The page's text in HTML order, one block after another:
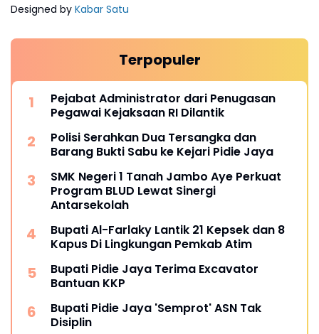
Designed by Kabar Satu
Terpopuler
Pejabat Administrator dari Penugasan
Pegawai Kejaksaan RI Dilantik
Polisi Serahkan Dua Tersangka dan
Barang Bukti Sabu ke Kejari Pidie Jaya
SMK Negeri 1 Tanah Jambo Aye Perkuat
Program BLUD Lewat Sinergi
Antarsekolah
Bupati Al-Farlaky Lantik 21 Kepsek dan 8
Kapus Di Lingkungan Pemkab Atim
Bupati Pidie Jaya Terima Excavator
Bantuan KKP
Bupati Pidie Jaya 'Semprot' ASN Tak
Disiplin